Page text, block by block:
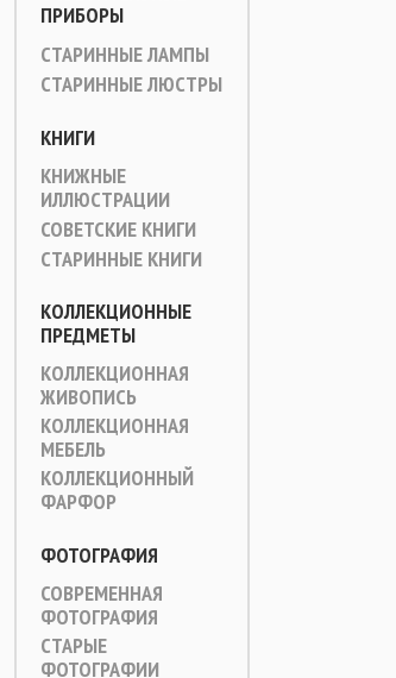
ПРИБОРЫ
СТАРИННЫЕ ЛАМПЫ
СТАРИННЫЕ ЛЮСТРЫ
КНИГИ
КНИЖНЫЕ
ИЛЛЮСТРАЦИИ
СОВЕТСКИЕ КНИГИ
СТАРИННЫЕ КНИГИ
КОЛЛЕКЦИОННЫЕ
ПРЕДМЕТЫ
КОЛЛЕКЦИОННАЯ
ЖИВОПИСЬ
КОЛЛЕКЦИОННАЯ
МЕБЕЛЬ
КОЛЛЕКЦИОННЫЙ
ФАРФОР
ФОТОГРАФИЯ
СОВРЕМЕННАЯ
ФОТОГРАФИЯ
СТАРЫЕ
ФОТОГРАФИИ